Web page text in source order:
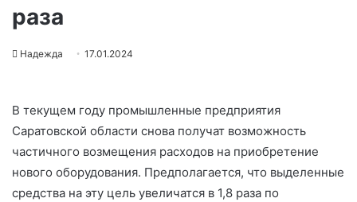
раза
Надежда 17.01.2024
В текущем году промышленные предприятия
Саратовской области снова получат возможность
частичного возмещения расходов на приобретение
нового оборудования. Предполагается, что выделенные
средства на эту цель увеличатся в 1,8 раза по